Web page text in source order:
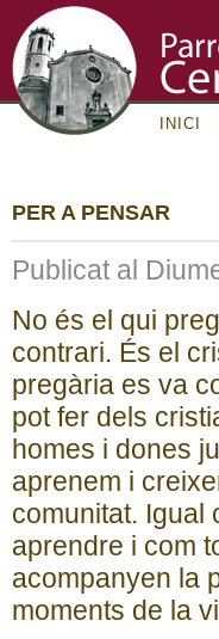
INICI
PER A PENSAR
Publicat al
No és el qui
contrari. És el
pregària es va
pot fer dels
homes i dones
aprenem i
comunitat. Igual
aprendre i com
acompanyen la
moments de la